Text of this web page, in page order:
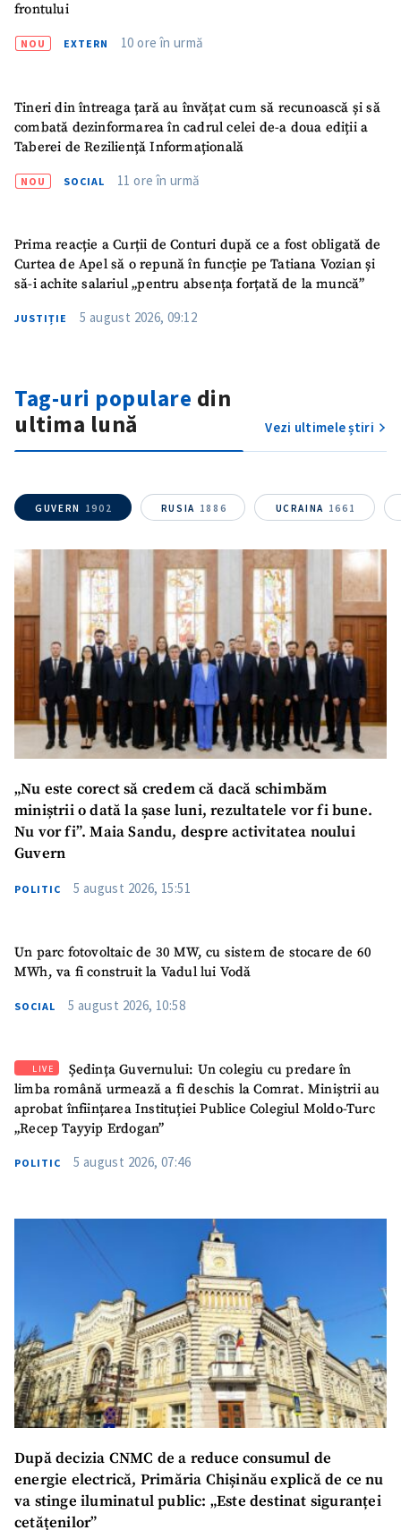
SUSȚINE
frontului
NOU EXTERN 10 ore în urmă
Tineri din întreaga țară au învățat cum să recunoască și să
combată dezinformarea în cadrul celei de-a doua ediții a
Taberei de Reziliență Informațională
NOU SOCIAL 11 ore în urmă
Prima reacție a Curții de Conturi după ce a fost obligată de
Curtea de Apel să o repună în funcție pe Tatiana Vozian și
să-i achite salariul „pentru absența forțată de la muncă”
JUSTIȚIE 5 august 2026, 09:12
Tag-uri populare din
ultima lună
Vezi ultimele știri
GUVERN 1902 RUSIA 1886 UCRAINA 1661
„Nu este corect să credem că dacă schimbăm
miniștrii o dată la șase luni, rezultatele vor fi bune.
Nu vor fi”. Maia Sandu, despre activitatea noului
Guvern
POLITIC 5 august 2026, 15:51
Un parc fotovoltaic de 30 MW, cu sistem de stocare de 60
MWh, va fi construit la Vadul lui Vodă
SOCIAL 5 august 2026, 10:58
LIVE
Ședința Guvernului: Un colegiu cu predare în
limba română urmează a fi deschis la Comrat. Miniștrii au
aprobat înființarea Instituției Publice Colegiul Moldo-Turc
„Recep Tayyip Erdogan”
POLITIC 5 august 2026, 07:46
După decizia CNMC de a reduce consumul de
energie electrică, Primăria Chișinău explică de ce nu
va stinge iluminatul public: „Este destinat siguranței
cetățenilor”
Mesajul știrei
+ Mesajul știrei
Nume+ Numele meu
Email+ Emailul meu
Am citit și sunt de
acord cupolitica de
confidențialitate